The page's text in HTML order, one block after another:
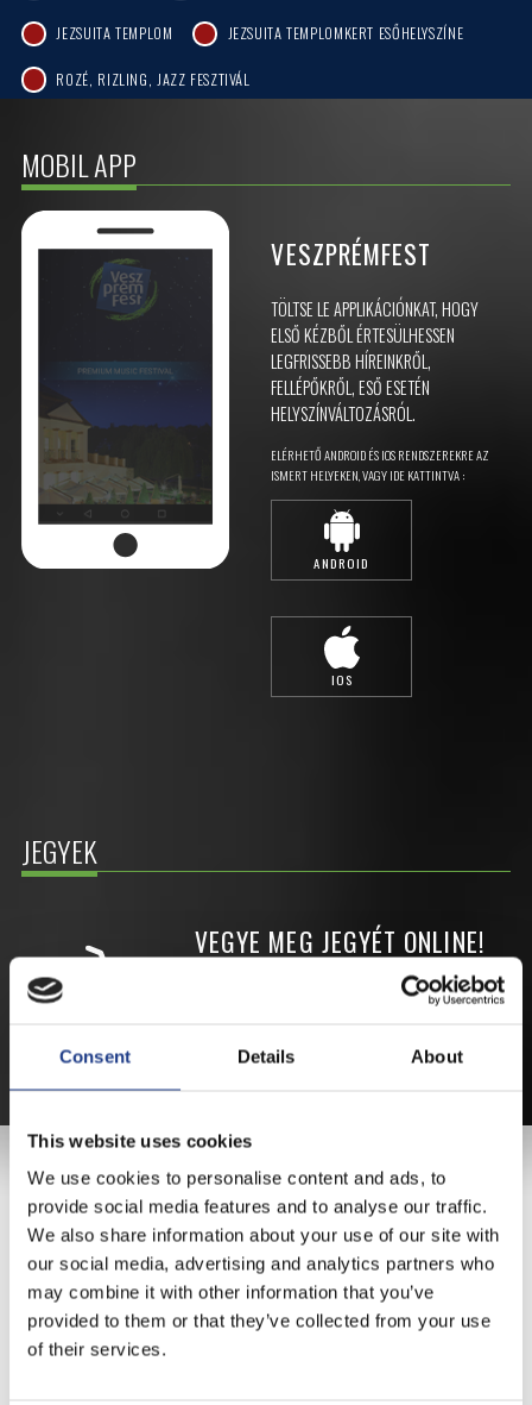
Consent Details About
This website uses cookies
We use cookies to personalise content and ads, to
provide social media features and to analyse our traffic.
We also share information about your use of our site with
our social media, advertising and analytics partners who
may combine it with other information that you’ve
provided to them or that they’ve collected from your use
of their services.
JEZSUITA TEMPLOM JEZSUITA TEMPLOMKERT ESŐHELYSZÍNE
ROZÉ, RIZLING, JAZZ FESZTIVÁL
JEGYEK
VEGYE MEG JEGYÉT ONLINE!
VÁLTSA MEG JEGYÉT ONLINE, BANKKÁRTYÁS
A JEGYVÁSÁRLÁSI INFORMÁCIÓKAT ITT TALÁLJA.
MOBIL APP
VESZPRÉMFEST
TÖLTSE LE APPLIKÁCIÓNKAT, HOGY
ELSŐ KÉZBŐL ÉRTESÜLHESSEN
LEGFRISSEBB HÍREINKRŐL,
FELLÉPŐKRŐL, ESŐ ESETÉN
HELYSZÍNVÁLTOZÁSRÓL.
ELÉRHETŐ ANDROID ÉS IOS RENDSZEREKRE AZ
ISMERT HELYEKEN, VAGY IDE KATTINTVA :
ANDROID
IOS
FŐTÁMOGATÓNK